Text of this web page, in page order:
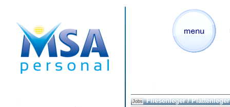
Jobs Fliesenleger / Plattenleger